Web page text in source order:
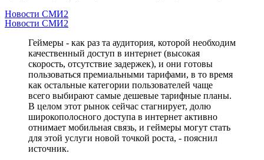
Новости СМИ2
Новости СМИ2
Геймеры - как раз та аудитория, которой необходим
качественный доступ в интернет (высокая
скорость, отсутствие задержек), и они готовы
пользоваться премиальными тарифами, в то время
как остальные категории пользователей чаще
всего выбирают самые дешевые тарифные планы.
В целом этот рынок сейчас стагнирует, долю
широкополосного доступа в интернет активно
отнимает мобильная связь, и геймеры могут стать
для этой услуги новой точкой роста, - пояснил
источник.